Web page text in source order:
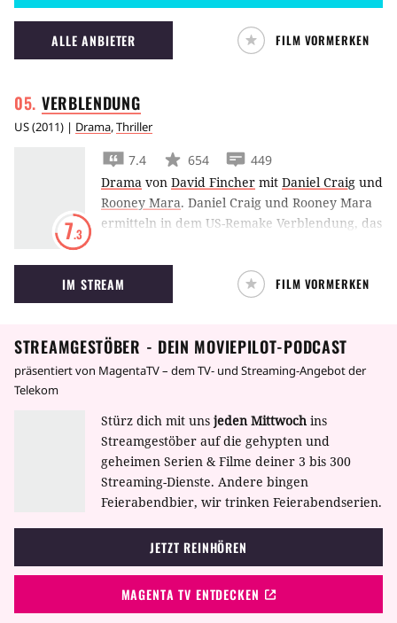
aus.
ALLE ANBIETER FILM VORMERKEN
VERBLENDUNG
US(2011) | Drama,Thriller
7.3
7.4 654
449
Drama von David Fincher mit Daniel Craig und
Rooney Mara. Daniel Craig und Rooney Mara
ermitteln in dem US-Remake Verblendung, das
Larsson basiert.
IM STREAM FILM VORMERKEN
STREAMGESTÖBER - DEIN MOVIEPILOT-PODCAST
präsentiert von MagentaTV – dem TV- und Streaming-Angebot der
Telekom
Stürz dich mit uns jeden Mittwoch ins
Streamgestöber auf die gehypten und
geheimen Serien & Filme deiner 3 bis 300
Streaming-Dienste. Andere bingen
Feierabendbier, wir trinken Feierabendserien.
JETZT REINHÖREN
MAGENTA TV ENTDECKEN